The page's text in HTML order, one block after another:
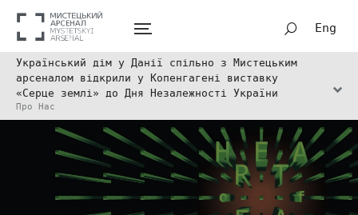
Eng
Український дім у Данії спільно з Мистецьким
арсеналом відкрили у Копенгагені виставку
«Серце землі» до Дня Незалежності України
Про Нас